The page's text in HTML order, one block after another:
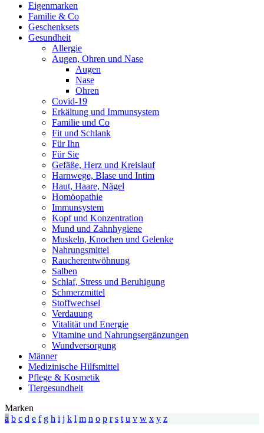
Eigenmarken
Familie & Co
Geschenksets
Gesundheit
Allergie
Augen, Ohren und Nase
Augen
Nase
Ohren
Covid-19
Erkältung und Immunsystem
Familie und Co
Fit und Schlank
Für Ihn
Für Sie
Gefäße, Herz und Kreislauf
Harnwege, Blase und Intim
Haut, Haare, Nägel
Homöopathie
Immunsystem
Kopf und Konzentration
Mund und Zahnhygiene
Muskeln, Knochen und Gelenke
Nahrungsmittel
Raucherentwöhnung
Salben
Schlaf, Stress und Beruhigung
Schmerzmittel
Stoffwechsel
Verdauung
Vitalität und Energie
Vitamine und Nahrungsergänzungen
Wundversorgung
Männer
Medizinische Hilfsmittel
Pflege & Kosmetik
Tiergesundheit
Marken
a b c d e f g h i j k l m n o p r s t u v w x y z